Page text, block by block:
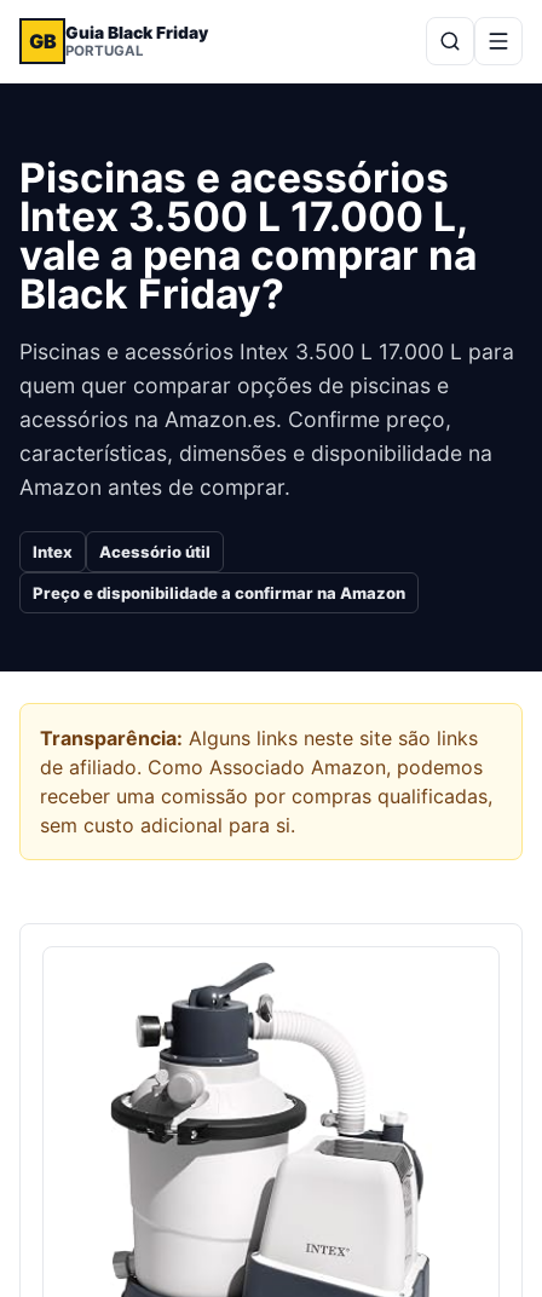
GB Guia Black Friday
PORTUGAL
Piscinas e acessórios
Intex 3.500 L 17.000 L,
vale a pena comprar na
Black Friday?
Piscinas e acessórios Intex 3.500 L 17.000 L para
quem quer comparar opções de piscinas e
acessórios na Amazon.es. Confirme preço,
características, dimensões e disponibilidade na
Amazon antes de comprar.
Intex Acessório útil
Preço e disponibilidade a confirmar na Amazon
Transparência: Alguns links neste site são links
de afiliado. Como Associado Amazon, podemos
receber uma comissão por compras qualificadas,
sem custo adicional para si.